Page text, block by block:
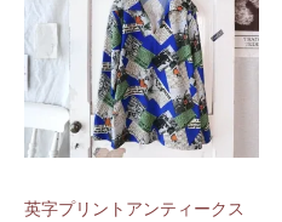
英字プリントアンティークス